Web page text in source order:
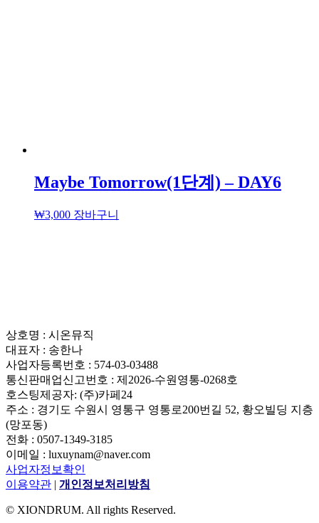
Maybe Tomorrow(1단계) – DAY6
₩3,000 장바구니
상호명 : 시온뮤직
대표자 : 송한나
사업자등록번호 : 574-03-03488
통신판매업신고번호 : 제2026-수원영통-0268호
호스팅제공자: (주)카페24
주소 : 경기도 수원시 영통구 영통로200번길 52, 황오빌딩 지층
(망포동)
전화 : 0507-1349-3185
이메일 : luxuynam@naver.com
사업자정보확인
이용약관 | 개인정보처리방침
© XIONDRUM. All rights Reserved.